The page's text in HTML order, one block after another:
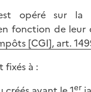
opéré sur la
fonction de leur
[CGI], art.
fixés à :
er